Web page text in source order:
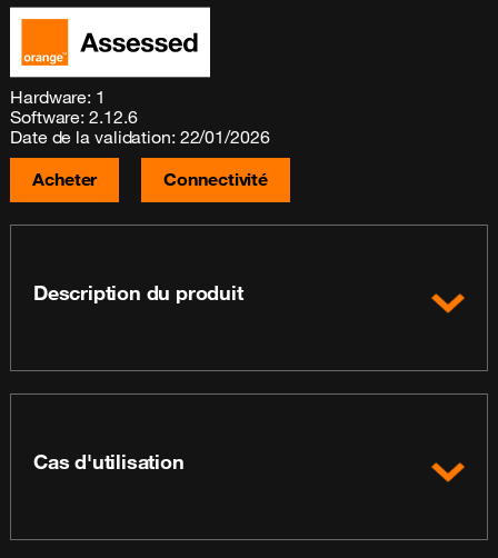
Hardware: 1
Software: 2.12.6
Date de la validation: 22/01/2026
Acheter
Connectivité
Description du produit
Cas d'utilisation